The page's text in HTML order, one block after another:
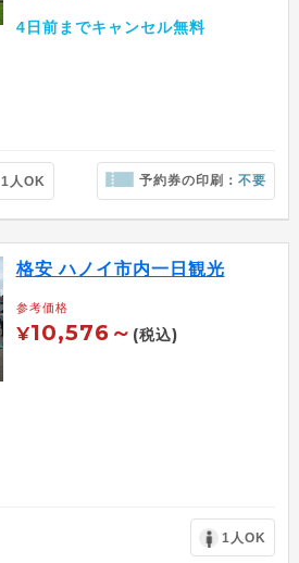
4日前までキャンセル無料
1人OK 予約券の印刷：不要
格安 ハノイ市内一日観光
参考価格
¥10,576～ (税込)
1人OK